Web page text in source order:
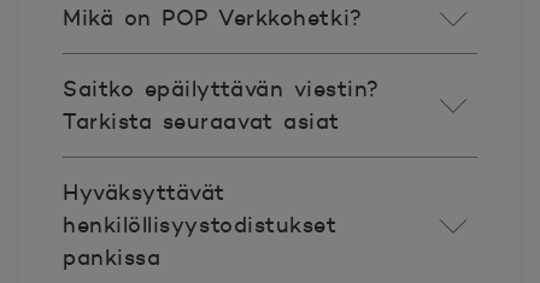
Mikä on POP Verkkohetki?
Saitko epäilyttävän viestin?
Tarkista seuraavat asiat
Hyväksyttävät
henkilöllisyystodistukset
pankissa